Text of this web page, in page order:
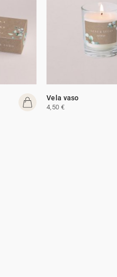
Vela vaso
4,50 €